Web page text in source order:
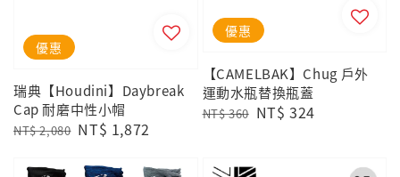
優惠
瑞典【Houdini】Daybreak
Cap 耐磨中性小帽
Regular
NT$ 2,080 Sale
NT$ 1,872
優惠
【CAMELBAK】Chug 戶外
運動水瓶替換瓶蓋
Regular
NT$ 360 Sale
NT$ 324